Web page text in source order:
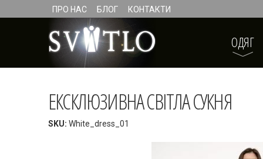
ПРО НАС БЛОГ КОНТАКТИ
ОДЯГ
ЕКСКЛЮЗИВНА СВІТЛА СУКНЯ
SKU: White_dress_01